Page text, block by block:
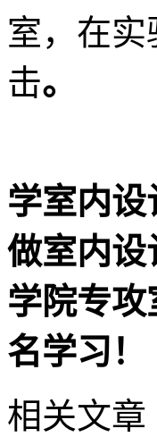
室，在
击。
学室内
做室内设
学院专
名学习！
相关文章